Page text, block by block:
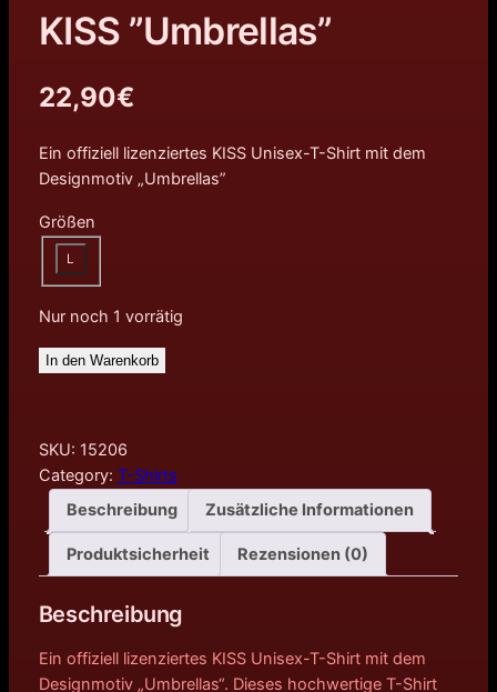
KISS ”Umbrellas”
22,90€
Ein offiziell lizenziertes KISS Unisex-T-Shirt mit dem
Designmotiv „Umbrellas”
Größen
L
Nur noch 1 vorrätig
In den Warenkorb
SKU: 15206
Category: T-Shirts
Beschreibung
Zusätzliche Informationen
Produktsicherheit Rezensionen (0)
Beschreibung
Ein offiziell lizenziertes KISS Unisex-T-Shirt mit dem
Designmotiv „Umbrellas“. Dieses hochwertige T-Shirt